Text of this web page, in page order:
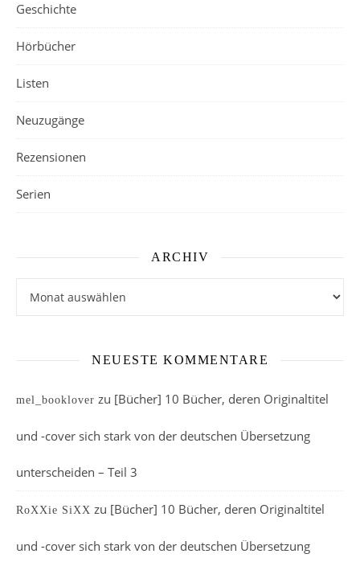
Geschichte
Hörbücher
Listen
Neuzugänge
Rezensionen
Serien
ARCHIV
NEUESTE KOMMENTARE
mel_booklover zu [Bücher] 10 Bücher, deren Originaltitel
und -cover sich stark von der deutschen Übersetzung
unterscheiden – Teil 3
RoXXie SiXX zu [Bücher] 10 Bücher, deren Originaltitel
und -cover sich stark von der deutschen Übersetzung